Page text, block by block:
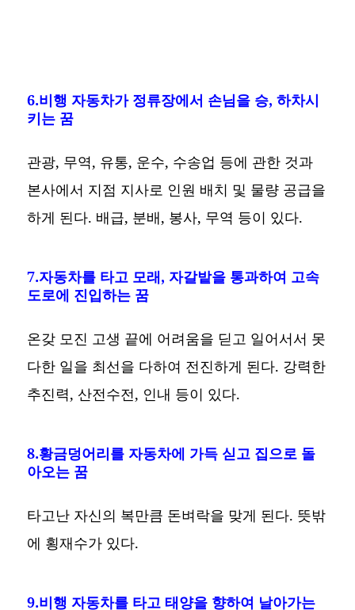
6.비행 자동차가 정류장에서 손님을 승, 하차시
키는 꿈
관광, 무역, 유통, 운수, 수송업 등에 관한 것과
본사에서 지점 지사로 인원 배치 및 물량 공급을
하게 된다. 배급, 분배, 봉사, 무역 등이 있다.
7.자동차를 타고 모래, 자갈밭을 통과하여 고속
도로에 진입하는 꿈
온갖 모진 고생 끝에 어려움을 딛고 일어서서 못
다한 일을 최선을 다하여 전진하게 된다. 강력한
추진력, 산전수전, 인내 등이 있다.
8.황금덩어리를 자동차에 가득 싣고 집으로 돌
아오는 꿈
타고난 자신의 복만큼 돈벼락을 맞게 된다. 뜻밖
에 횡재수가 있다.
9.비행 자동차를 타고 태양을 향하여 날아가는